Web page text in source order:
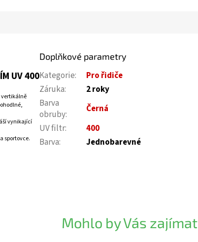
UV 400
vertikálně
vynikající
sportovce.
Doplňkové parametry
Kategorie:
Pro řidiče
Záruka:
2 roky
Barva
obruby:
Černá
UV filtr:
400
Barva: Jednobarevné
Mohlo by Vás zajímat